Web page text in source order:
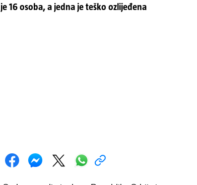
16 osoba, a jedna je teško ozlijeđena